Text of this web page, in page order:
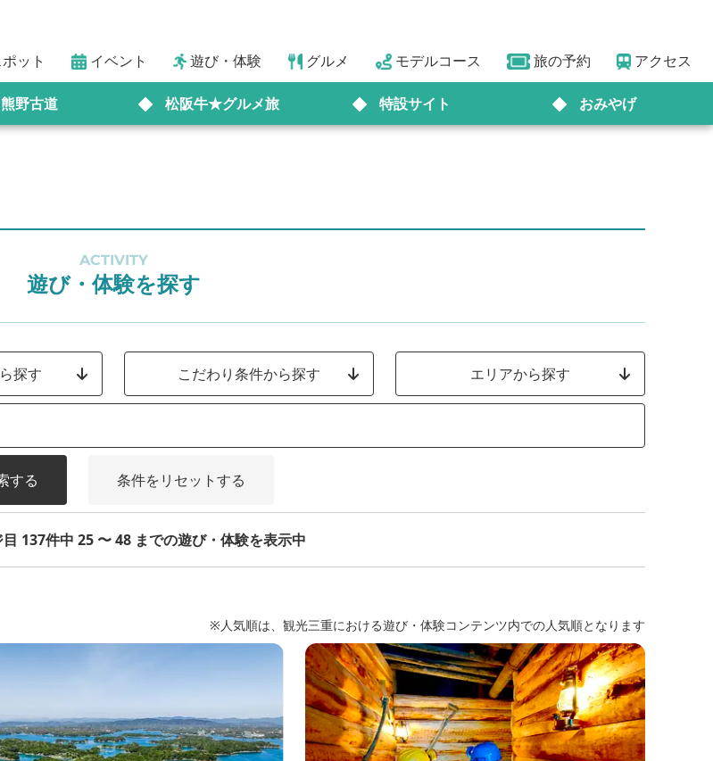
ット イベント 遊び・体験 グルメ モデルコース 旅の予約 アクセス
熊野古道 松阪牛★グルメ旅 特設サイト おみやげ
ACTIVITY
遊び・体験を探す
探す こだわり条件から探す エリアから探す
する 条件をリセットする
137件中 25 〜 48 までの遊び・体験を表示中
※人気順は、観光三重における遊び・体験コンテンツ内での人気順となります